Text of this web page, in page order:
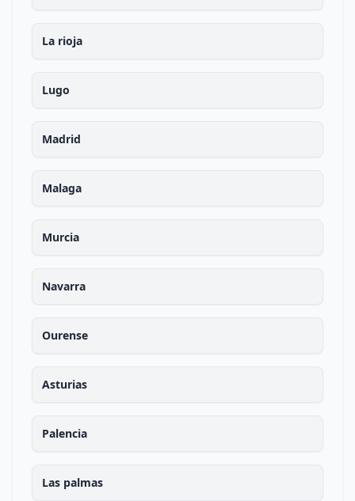
La rioja
Lugo
Madrid
Malaga
Murcia
Navarra
Ourense
Asturias
Palencia
Las palmas